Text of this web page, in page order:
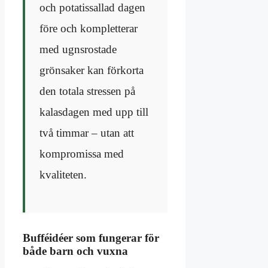
och potatissallad dagen
före och kompletterar
med ugnsrostade
grönsaker kan förkorta
den totala stressen på
kalasdagen med upp till
två timmar – utan att
kompromissa med
kvaliteten.
Bufféidéer som fungerar för
både barn och vuxna